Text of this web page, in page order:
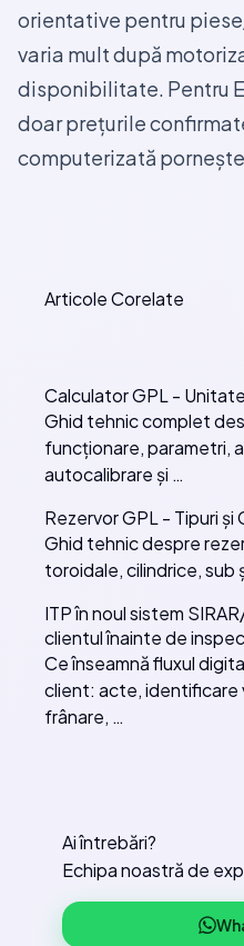
orientative pentru
varia mult după
disponibilitate. Pentru
doar prețurile
computerizată pornește
Articole Corelate
Calculator GPL -
Ghid tehnic complet
funcționare, parametri,
autocalibrare și …
Rezervor GPL - Tipuri și
Ghid tehnic despre
toroidale, cilindrice, sub
ITP în noul sistem
clientul înainte de
Ce înseamnă fluxul
client: acte, identificare
frânare, …
Ai întrebări?
Echipa noastră de